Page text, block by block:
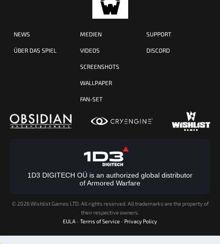
NEWS
ÜBER DAS SPIEL
MEDIEN
VIDEOS
SCREENSHOTS
WALLPAPER
FAN-SET
SUPPORT
DISCORD
1D3 DIGITECH OÜ is an authorized global distributor
of Armored Warfare
© 2026 Wishlist Games LTD. All rights reserved. All trademarks are the property of
their respective owners.
EULA - Terms of Service - Privacy Policy